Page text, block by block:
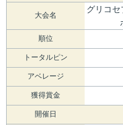
大会名
グリコ
順位
トータルピン
アベレージ
獲得賞金
開催日